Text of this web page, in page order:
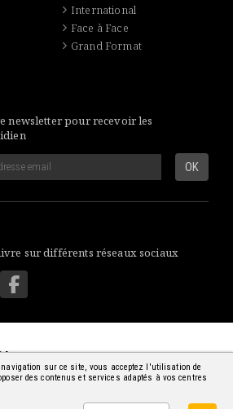
International
Face à Face
Grand Format
newsletter pour recevoir les
sur différents réseaux sociaux
: S'INFORMER SIMPLEMENT
- TOUS DROITS RÉSERVÉS
sur ce site, vous acceptez l'utilisation de
des contenus et services adaptés à vos centres